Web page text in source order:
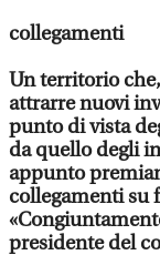
collegamenti
Un territorio
attrarre nuovi
punto di vista
da quello degli
appunto
collegamenti su
presidente del